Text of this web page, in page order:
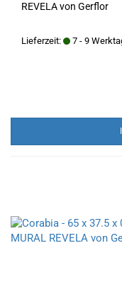
REVELA von Gerflor
Lieferzeit: 7 - 9